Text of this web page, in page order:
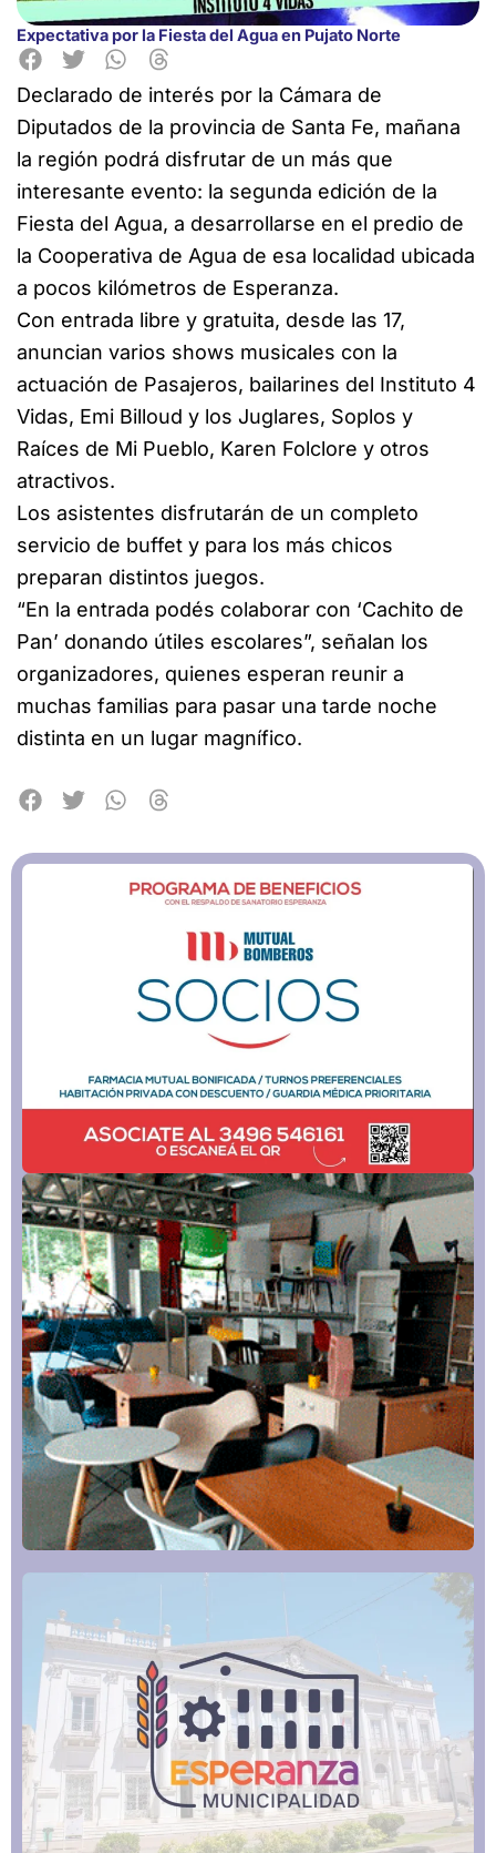
Expectativa por la Fiesta del Agua en Pujato Norte
Declarado de interés por la Cámara de
Diputados de la provincia de Santa Fe, mañana
la región podrá disfrutar de un más que
interesante evento: la segunda edición de la
Fiesta del Agua, a desarrollarse en el predio de
la Cooperativa de Agua de esa localidad ubicada
a pocos kilómetros de Esperanza.
Con entrada libre y gratuita, desde las 17,
anuncian varios shows musicales con la
actuación de Pasajeros, bailarines del Instituto 4
Vidas, Emi Billoud y los Juglares, Soplos y
Raíces de Mi Pueblo, Karen Folclore y otros
atractivos.
Los asistentes disfrutarán de un completo
servicio de buffet y para los más chicos
preparan distintos juegos.
“En la entrada podés colaborar con ‘Cachito de
Pan’ donando útiles escolares”, señalan los
organizadores, quienes esperan reunir a
muchas familias para pasar una tarde noche
distinta en un lugar magnífico.